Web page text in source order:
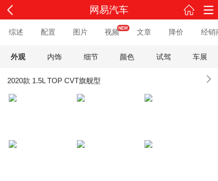
网易汽车
综述 配置 图片 视频 文章 降价 经销
外观 内饰 细节 颜色 试驾 车展
2020款 1.5L TOP CVT旗舰型